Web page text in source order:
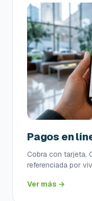
Pagos en
Cobra con tarjeta,
referenciada por
Ver más →